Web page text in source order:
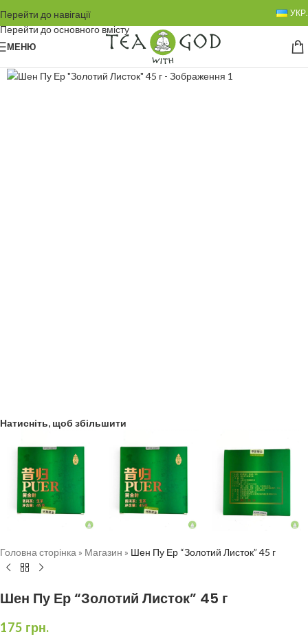
Перейти до навігації
Перейти до основного вмісту
УКР.
МЕНЮ
Натисніть, щоб збільшити
Головна сторінка » Магазин » Шен Пу Ер “Золотий Листок” 45 г
Шен Пу Ер “Золотий Листок” 45 г
175 грн.